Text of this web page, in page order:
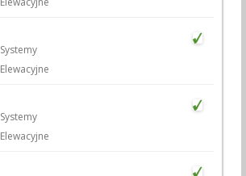
Systemy
Elewacyjne
Systemy
Elewacyjne